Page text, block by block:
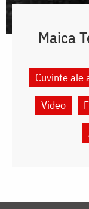
Maica
Cuvinte ale
Video